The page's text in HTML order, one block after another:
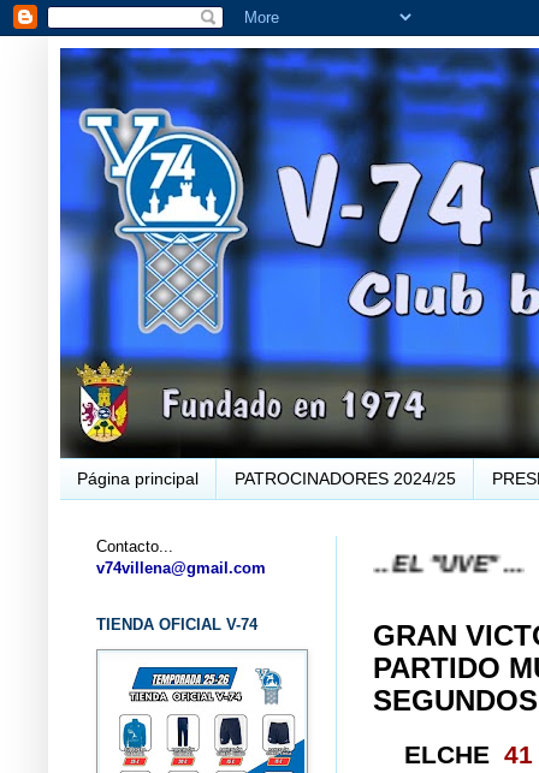
Página principal PATROCINADORES 2024/25
VILLENA DESDE 1.974 ... EL "UVE" ...
GRAN
PARTIDO
SEGUNDOS
ELCHE 41
Contacto...
v74villena@gmail.com
TIENDA OFICIAL V-74